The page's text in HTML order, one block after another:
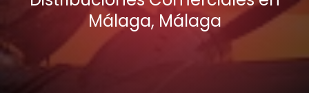
Málaga, Málaga